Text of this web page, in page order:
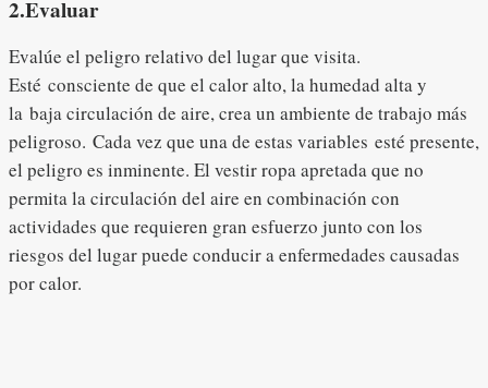
2.Evaluar
Evalúe el peligro relativo del lugar que visita.
Esté consciente de que el calor alto, la humedad alta y
la baja circulación de aire, crea un ambiente de trabajo más
peligroso. Cada vez que una de estas variables esté presente,
el peligro es inminente. El vestir ropa apretada que no
permita la circulación del aire en combinación con
actividades que requieren gran esfuerzo junto con los
riesgos del lugar puede conducir a enfermedades causadas
por calor.